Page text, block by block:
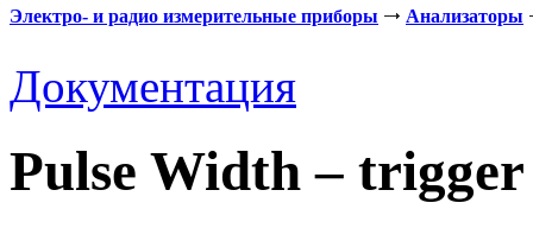
Электро- и радио измерительные приборы Анализаторы
Документация
Pulse Width –